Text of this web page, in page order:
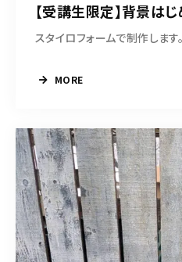
【受講生限定】背景は
スタイロフォームで制作します
MORE